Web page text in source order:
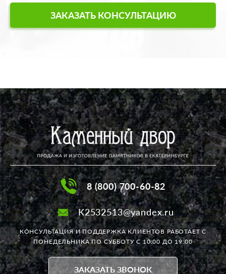
ЗАКАЗАТЬ КОНСУЛЬТАЦИЮ
8 (800) 700-60-82
K2532513@yandex.ru
КОНСУЛЬТАЦИЯ И ПОДДЕРЖКА КЛИЕНТОВ РАБОТАЕТС
ПОНЕДЕЛЬНИКА ПО СУББОТУ С 10:00 ДО 19:00
ЗАКАЗАТЬ ЗВОНОК